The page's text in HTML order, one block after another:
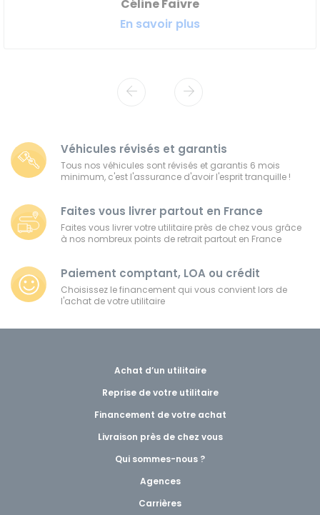
Céline Faivre
En savoir plus
Véhicules révisés et garantis
Tous nos véhicules sont révisés et garantis 6 mois
minimum, c'est l'assurance d'avoir l'esprit tranquille !
Faites vous livrer partout en France
Faites vous livrer votre utilitaire près de chez vous grâce
à nos nombreux points de retrait partout en France
Paiement comptant, LOA ou crédit
Choisissez le financement qui vous convient lors de
l'achat de votre utilitaire
Achat d’un utilitaire
Reprise de votre utilitaire
Financement de votre achat
Livraison près de chez vous
Qui sommes-nous ?
Agences
Carrières